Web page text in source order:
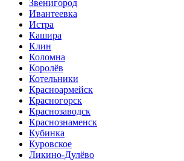
Звенигород
Ивантеевка
Истра
Кашира
Клин
Коломна
Королёв
Котельники
Красноармейск
Красногорск
Краснозаводск
Краснознаменск
Кубинка
Куровское
Ликино-Дулёво